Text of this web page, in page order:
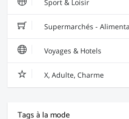
Sport & Loisir
Supermarchés -
Voyages & Hotels
X, Adulte, Charme
Tags à la mode